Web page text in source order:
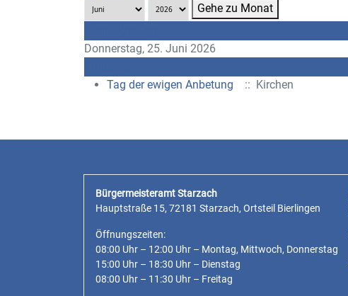
Gehe zu Monat
Donnerstag, 25. Juni 2026
Tag der ewigen Anbetung
:: Kirchen
Bürgermeisteramt Starzach
Hauptstraße 15, 72181 Starzach, Ortsteil Bierlingen
Öffnungszeiten:
08:00 Uhr – 12:00 Uhr – Montag, Mittwoch, Donnerstag
15:00 Uhr – 18:30 Uhr – Dienstag
08:00 Uhr – 11:30 Uhr – Freitag